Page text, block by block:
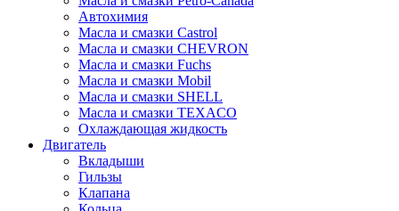
Автохимия
Масла и смазки Castrol
Масла и смазки CHEVRON
Масла и смазки Fuchs
Масла и смазки Mobil
Масла и смазки SHELL
Масла и смазки TEXACO
Охлаждающая жидкость
Двигатель
Вкладыши
Гильзы
Клапана